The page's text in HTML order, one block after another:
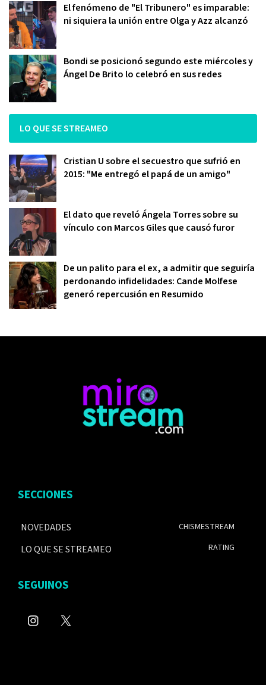
El fenómeno de "El Tribunero" es imparable:
ni siquiera la unión entre Olga y Azz alcanzó
Bondi se posicionó segundo este miércoles y
Ángel De Brito lo celebró en sus redes
LO QUE SE STREAMEO
Cristian U sobre el secuestro que sufrió en
2015: "Me entregó el papá de un amigo"
El dato que reveló Ángela Torres sobre su
vínculo con Marcos Giles que causó furor
De un palito para el ex, a admitir que seguiría
perdonando infidelidades: Cande Molfese
generó repercusión en Resumido
SECCIONES
NOVEDADES
LO QUE SE STREAMEO
CHISMESTREAM
RATING
SEGUINOS